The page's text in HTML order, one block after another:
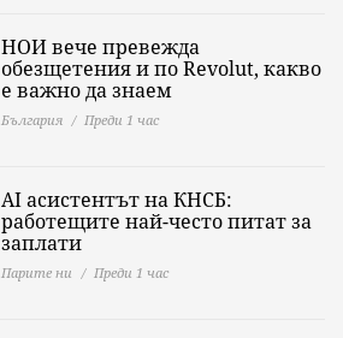
НОИ вече превежда
обезщетения и по Revolut, какво
е важно да знаeм
България Преди 1 час
AI асистентът на КНСБ:
работещите най-често питат за
заплати
Парите ни Преди 1 час